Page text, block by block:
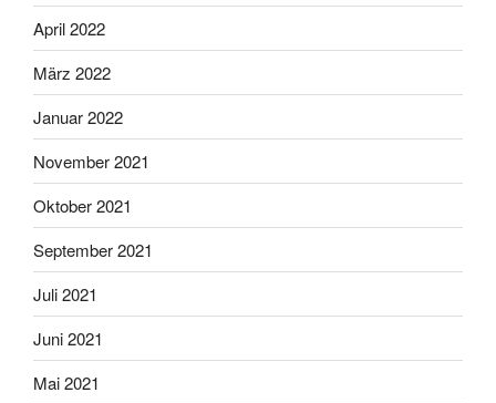
April 2022
März 2022
Januar 2022
November 2021
Oktober 2021
September 2021
Juli 2021
Juni 2021
Mai 2021